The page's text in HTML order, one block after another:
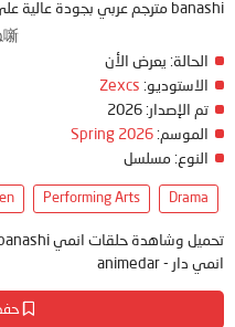
banashi مترجم عربي بجودة عالية على سرفرات متعددة, مشاهدة ممتعة
噺
الحالة: يعرض الأن
الاستوديو: Zexcs
تم الإصدار:
الموسم: Spring 2026
النوع: مسلسل
Drama
Performing Arts
انمي دار - animedar